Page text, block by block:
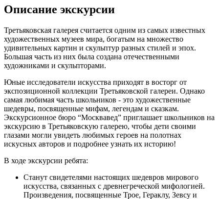
Описание экскурсии
Третьяковская галерея считается одним из самых известных
художественных музеев мира, богатым на множество
удивительных картин и скульптур разных стилей и эпох.
Большая часть из них была создана отечественными
художниками и скульпторами.
Юные исследователи искусства приходят в восторг от
экспозиционной коллекции Третьяковской галереи. Однако
самая любимая часть школьников - это художественные
шедевры, посвященные мифам, легендам и сказкам.
Экскурсионное бюро “Москвавед” приглашает школьников на
экскурсию в Третьяковскую галерею, чтобы дети своими
глазами могли увидеть любимых героев на полотнах
искусных авторов и подробнее узнать их историю!
В ходе экскурсии ребята:
Станут свидетелями настоящих шедевров мирового
искусства, связанных с древнегреческой мифологией.
Произведения, посвященные Трое, Гераклу, Зевсу и